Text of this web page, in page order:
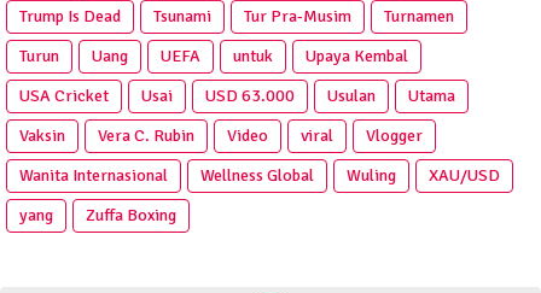
Trump Is Dead
Tsunami Tur Pra‑Musim
Turnamen
Turun
Uang UEFA untuk
Upaya Kembal
USA Cricket
Usai USD 63.000 Usulan
Utama
Vaksin
Vera C. Rubin Video viral
Vlogger
Wanita Internasional
Wellness Global Wuling
XAU/USD
yang
Zuffa Boxing